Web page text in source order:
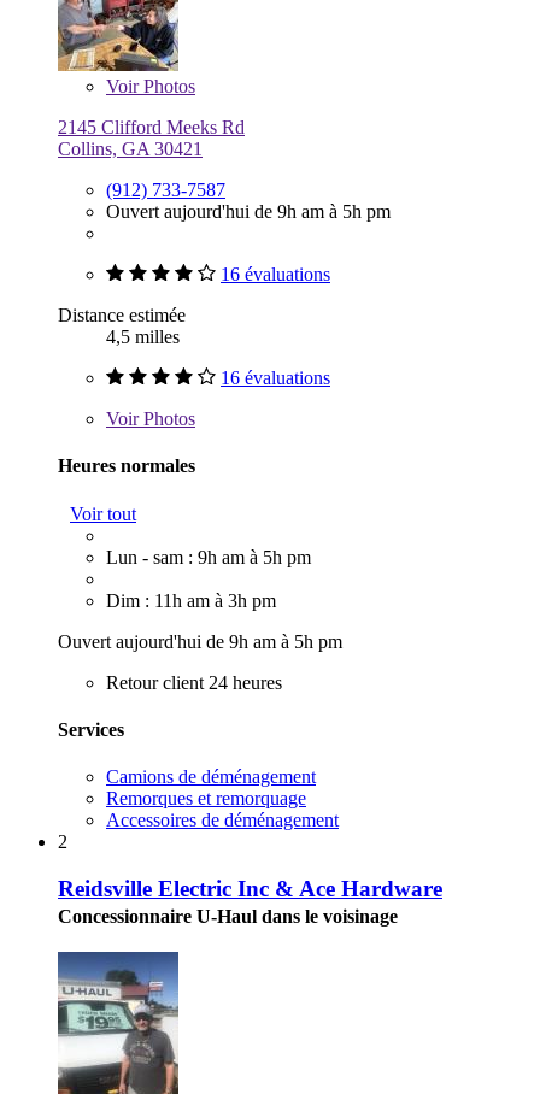
VoirPhotos
2145 Clifford Meeks Rd
Collins, GA 30421
(912) 733-7587
Ouvert aujourd'hui de 9h am à 5h pm
16 évaluations
Distance estimée
4,5 milles
16 évaluations
VoirPhotos
Heures normales
Voir tout
Lun - sam : 9h am à 5h pm
Dim : 11h am à 3h pm
Ouvert aujourd'hui de 9h am à 5h pm
Retour client 24 heures
Services
Camions de déménagement
Remorques et remorquage
Accessoires de déménagement
2
Reidsville Electric Inc & Ace Hardware
Concessionnaire U-Haul dans le voisinage